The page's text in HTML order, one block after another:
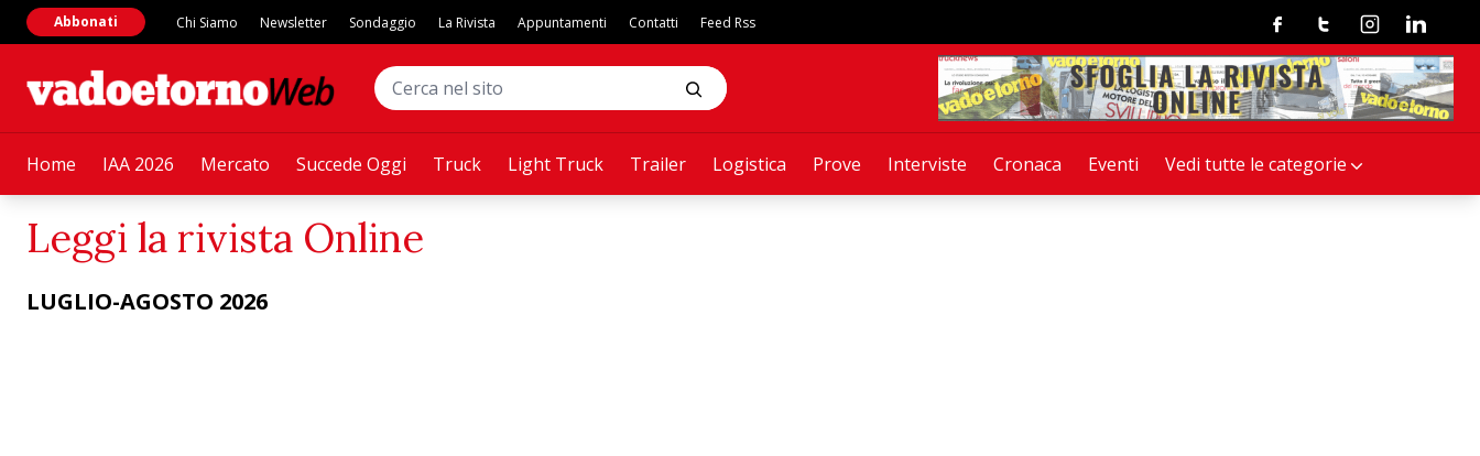
Home IAA 2026 Mercato Succede Oggi Truck Light Truck Trailer Logistica Prove Interviste Cronaca Eventi Vedi tutte le categorie
Abbonati Chi Siamo Newsletter Sondaggio La Rivista Appuntamenti Contatti Feed Rss FacebookTwitterInstagramLinkedin
Leggi la rivista Online
LUGLIO-AGOSTO 2026